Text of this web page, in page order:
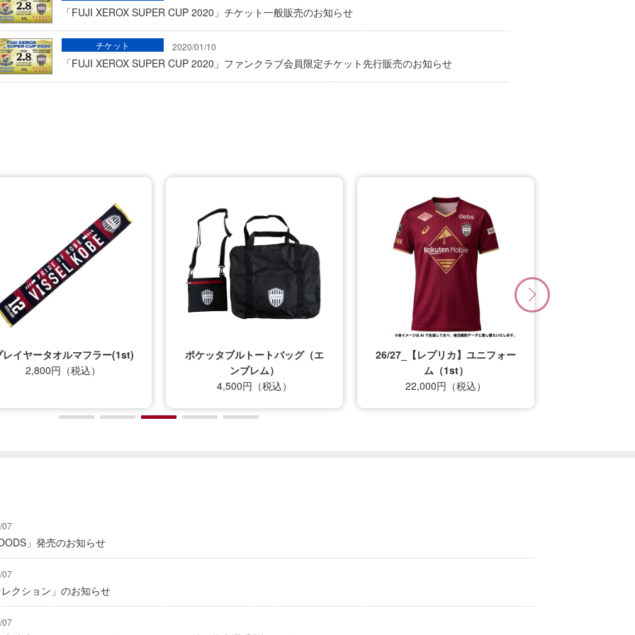
「FUJI XEROX SUPER CUP 2020」チケット一般販売のお知らせ
2020/01/10
「FUJI XEROX SUPER CUP 2020」ファンクラブ会員限定チケット先行販売のお知らせ
チケット
レイヤータオルマフラー(1st)
2,800円（税込）
ポケッタブルトートバッグ（エ
ンブレム）
4,500円（税込）
26/27_【レプリカ】ユニフォー
ム（1st）
22,000円（税込）
07
」発売のお知らせ
07
クション」のお知らせ
07